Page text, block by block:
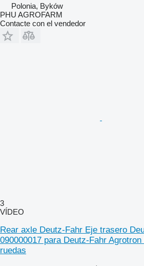
Polonia, Byków
PHU AGROFARM
Contacte con el vendedor
3
VÍDEO
Rear axle Deutz-Fahr Eje trasero
090000017 para Deutz-Fahr
ruedas